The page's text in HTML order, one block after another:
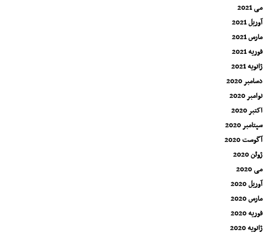
می 2021
آوریل 2021
مارس 2021
فوریه 2021
ژانویه 2021
دسامبر 2020
نوامبر 2020
اکتبر 2020
سپتامبر 2020
آگوست 2020
ژوئن 2020
می 2020
آوریل 2020
مارس 2020
فوریه 2020
ژانویه 2020